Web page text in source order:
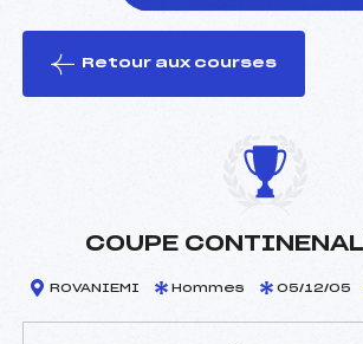
le ski
Retour aux courses
COUPE
ROVANIEMI Hommes 05/12/05